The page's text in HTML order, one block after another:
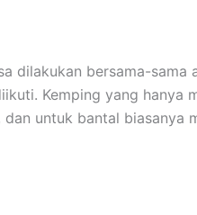
dilakukan bersama-sama
Kemping yang hanya
untuk bantal biasanya